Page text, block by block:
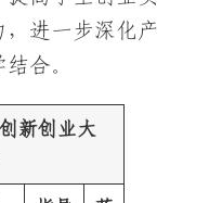
，进一步深化产
合。
新创业大